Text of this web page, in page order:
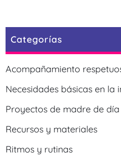
Categorías
Acompañamiento
Necesidades básicas en la
Proyectos de madre de día
Recursos y materiales
Ritmos y rutinas